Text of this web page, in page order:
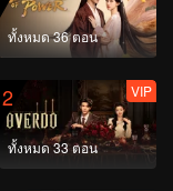
ทั้งหมด 36 ตอน
2
ทั้งหมด 33 ตอน
VIP